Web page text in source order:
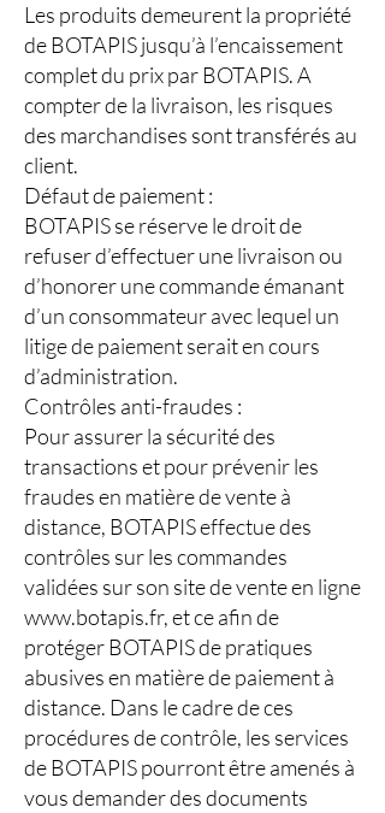
Les produits demeurent la propriété
de BOTAPIS jusqu’à l’encaissement
complet du prix par BOTAPIS. A
compter de la livraison, les risques
des marchandises sont transférés au
client.
Défaut de paiement :
BOTAPIS se réserve le droit de
refuser d’effectuer une livraison ou
d’honorer une commande émanant
d’un consommateur avec lequel un
litige de paiement serait en cours
d’administration.
Contrôles anti-fraudes :
Pour assurer la sécurité des
transactions et pour prévenir les
fraudes en matière de vente à
distance, BOTAPIS effectue des
contrôles sur les commandes
validées sur son site de vente en ligne
www.botapis.fr, et ce afin de
protéger BOTAPIS de pratiques
abusives en matière de paiement à
distance. Dans le cadre de ces
procédures de contrôle, les services
de BOTAPIS pourront être amenés à
vous demander des documents